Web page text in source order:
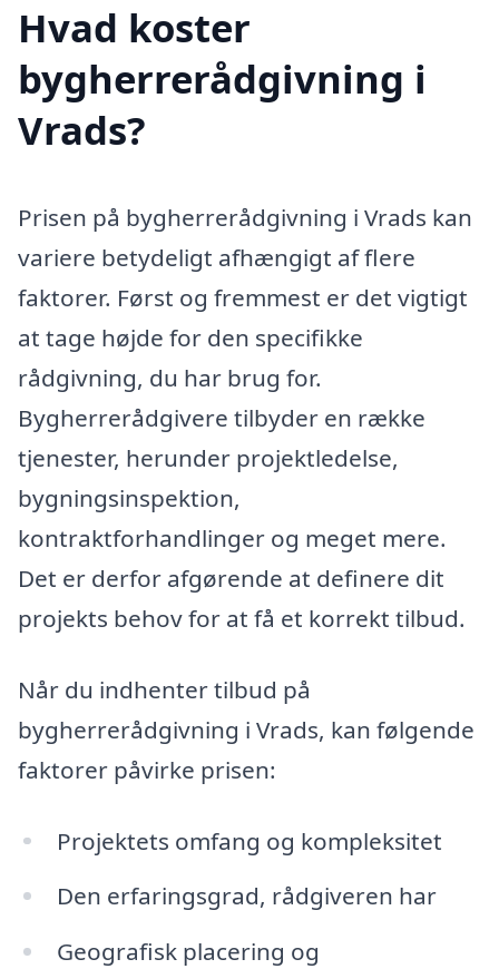
Hvad koster
bygherrerådgivning i
Vrads?
Prisen på bygherrerådgivning i Vrads kan
variere betydeligt afhængigt af flere
faktorer. Først og fremmest er det vigtigt
at tage højde for den specifikke
rådgivning, du har brug for.
Bygherrerådgivere tilbyder en række
tjenester, herunder projektledelse,
bygningsinspektion,
kontraktforhandlinger og meget mere.
Det er derfor afgørende at definere dit
projekts behov for at få et korrekt tilbud.
Når du indhenter tilbud på
bygherrerådgivning i Vrads, kan følgende
faktorer påvirke prisen:
Projektets omfang og kompleksitet
Den erfaringsgrad, rådgiveren har
Geografisk placering og